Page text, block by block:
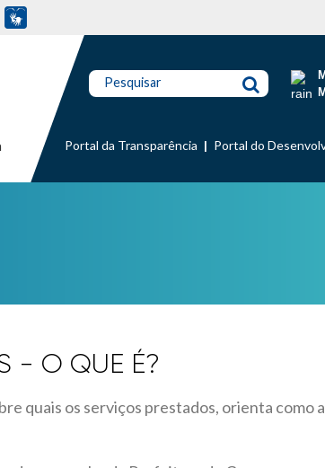
Pesquisar
Portal da Transparência Portal do
- O QUE É?
quais os serviços prestados, orienta como